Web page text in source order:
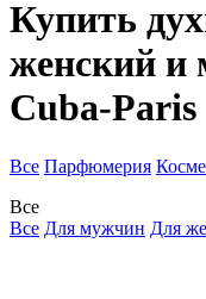
Купить
женский и
Cuba-Paris
Все Парфюмерия
Все
Все Для мужчин Для